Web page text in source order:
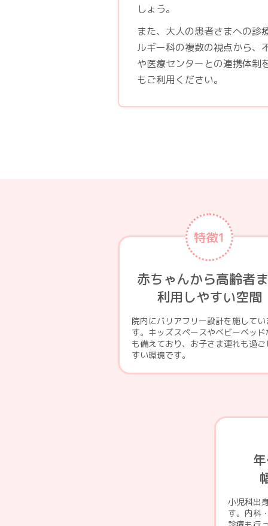
しょう。
また、大人の患者さまへの診
ルギー科の複数の視点から、
や医療センターとの連携体制
もご利用ください。
特徴1
赤ちゃんから高齢者
利用しやすい空間
院内にバリアフリー設計を施してい
す。キッズスペースやベビーベッド
も備えており、お子さま連れも過ご
すい環境です。
小児科出
す。内科